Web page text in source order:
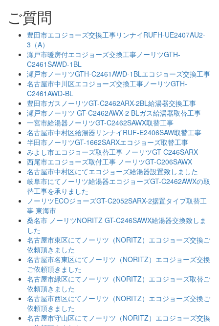
ご質問
豊田市エコジョーズ交換工事リンナイRUFH-UE2407AU2-
3（A）
瀬戸市暖房付エコジョーズ交換工事ノーリツGTH-
C2461SAWD-1BL
瀬戸市ノーリツGTH-C2461AWD-1BLエコジョーズ交換工事
名古屋市中川区エコジョーズ交換工事ノーリツGTH-
C2461AWD-BL
豊田市ガスノーリツGT-C2462ARX-2BL給湯器交換工事
瀬戸市ノーリツ GT-C2462AWX-2 BLガス給湯器取替工事
一宮市給湯器ノーリツGT-C2462SAWX取替工事
名古屋市中村区給湯器リンナイRUF-E2406SAW取替工事
半田市ノーリツGT-1662SARXエコジョーズ取替工事
みよし市エコジョーズ取替工事 ノーリツGT-C246SARX
西尾市エコジョーズ取付工事 ノーリツGT-C206SAWX
名古屋市中村区にてエコジョーズ給湯器設置致しました
岐阜市にてノーリツ給湯器エコジョーズGT-C2462AWXの取
替工事を承りました
ノーリツECOジョーズGT-C2052SARX-2据置タイプ取替工
事 東海市
桑名市 ノーリツNORITZ GT-C246SAWX給湯器交換致しま
した
名古屋市東区にてノーリツ（NORITZ）エコジョーズ交換ご
依頼頂きました
名古屋市名東区にてノーリツ（NORITZ）エコジョーズ交換
ご依頼頂きました
名古屋市緑区にてノーリツ（NORITZ）エコジョーズ取替ご
依頼頂きました
名古屋市西区にてノーリツ（NORITZ）エコジョーズ交換ご
依頼頂きました
名古屋市守山区にてノーリツ（NORITZ）エコジョーズ交換